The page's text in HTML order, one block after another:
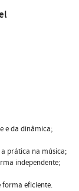
e da dinâmica;
a prática na música;
independente;
forma eficiente.